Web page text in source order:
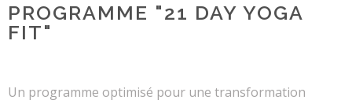
PROGRAMME "21 DAY YOGA
FIT"
Un programme optimisé pour une transformation